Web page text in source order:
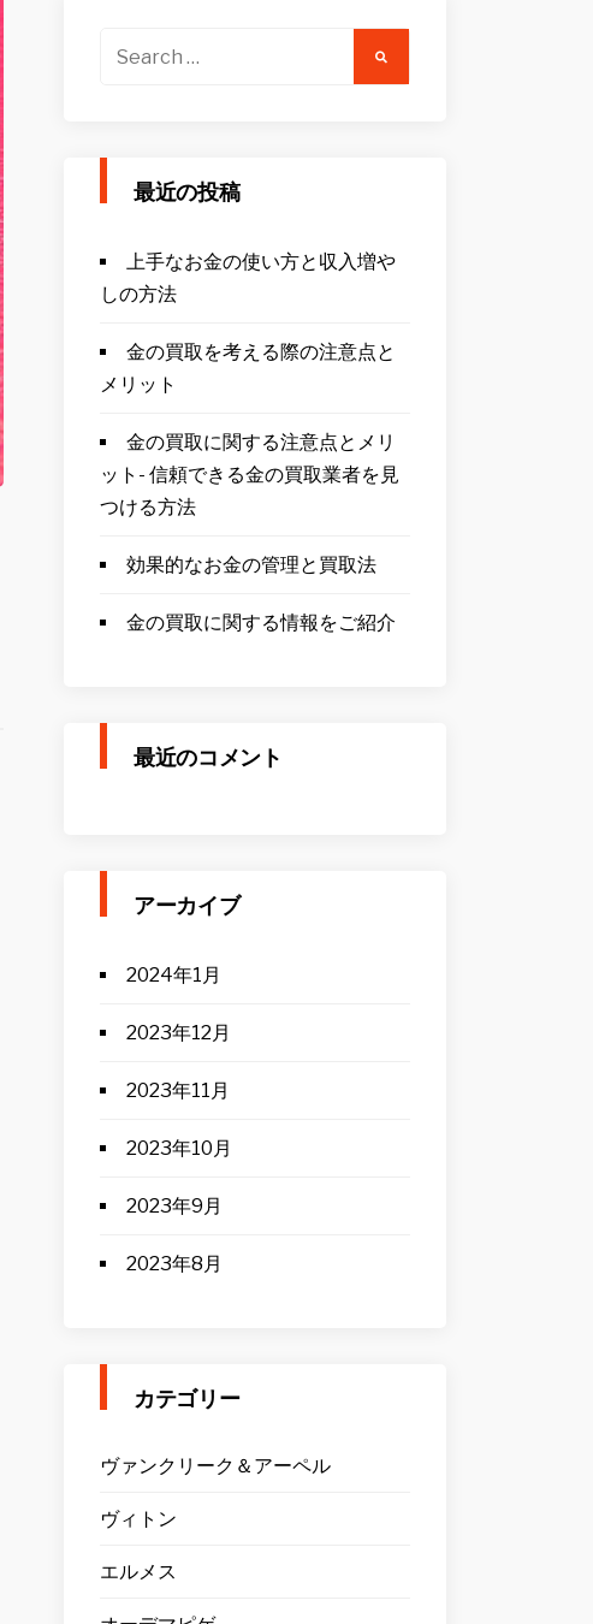
Search
最近の投稿
上手なお金の使い方と収入増や
しの方法
金の買取を考える際の注意点と
メリット
金の買取に関する注意点とメリ
ット- 信頼できる金の買取業者を見
つける方法
効果的なお金の管理と買取法
金の買取に関する情報をご紹介
最近のコメント
アーカイブ
2024年1月
2023年12月
2023年11月
2023年10月
2023年9月
2023年8月
カテゴリー
ヴァンクリーク＆アーペル
ヴィトン
エルメス